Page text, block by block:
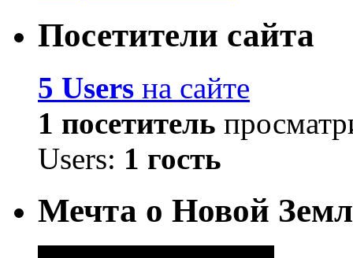
Посетители сайта
5 Users на сайте
1 посетитель
Users: 1 гость
Мечта о Новой